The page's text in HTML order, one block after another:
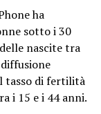
ha
sotto i 30
nascite tra
tasso di fertilità
i 15 e i 44 anni.